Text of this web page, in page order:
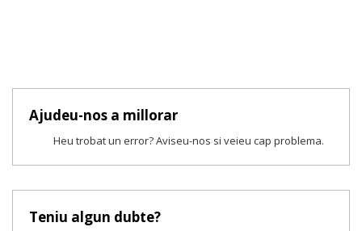
Ajudeu-nos a millorar
Heu trobat un error? Aviseu-nos si veieu cap problema.
Teniu algun dubte?